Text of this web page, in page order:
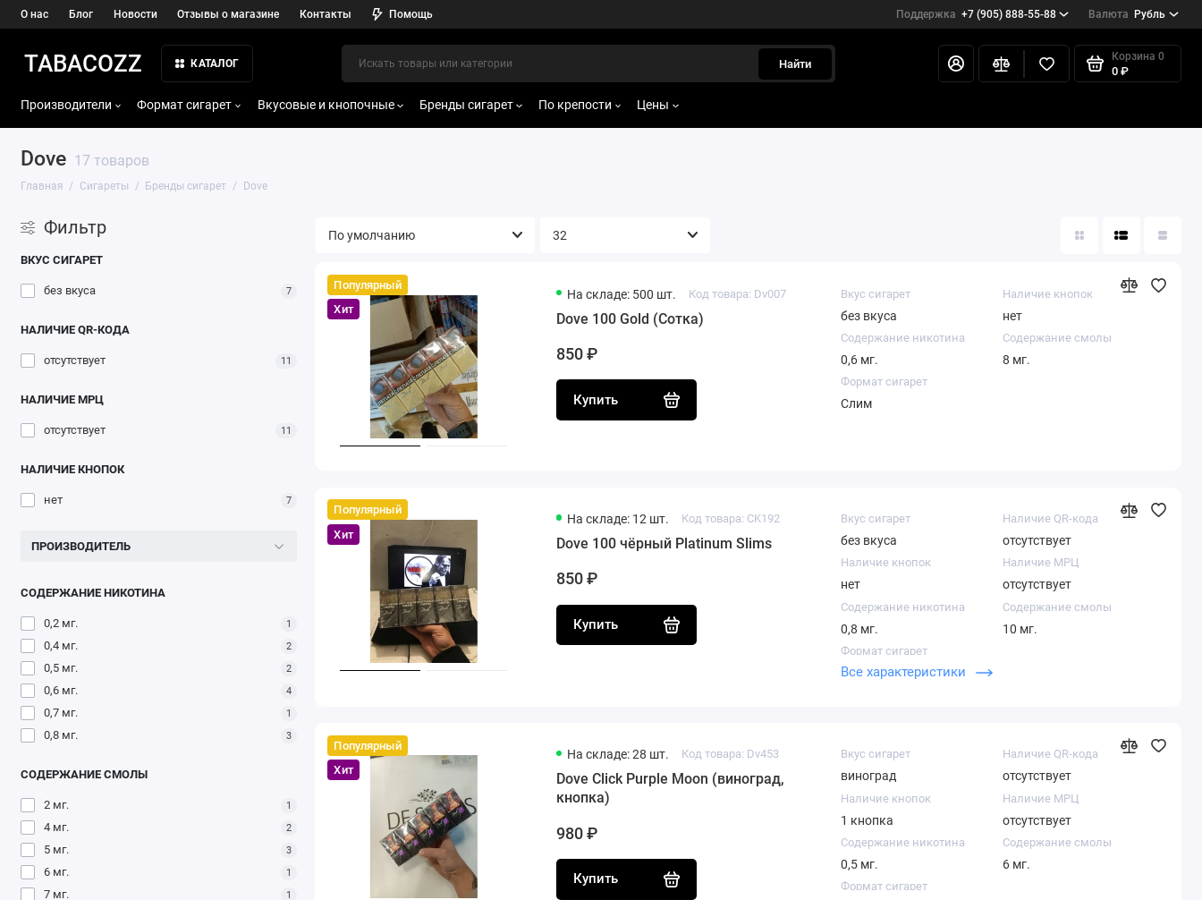
О нас Блог Новости Отзывы о магазине Контакты Помощь Поддержка +7 (905) 888-55-88 Валюта Рубль
TABACOZZ КАТАЛОГ Найти
Корзина 0
0 ₽
Производители Формат сигарет Вкусовые и кнопочные Бренды сигарет По крепости Цены
Dove 17 товаров
Главная Сигареты Бренды сигарет Dove
Фильтр
ВКУС СИГАРЕТ
без вкуса 7
НАЛИЧИЕ QR-КОДА
отсутствует 11
НАЛИЧИЕ МРЦ
отсутствует 11
НАЛИЧИЕ КНОПОК
нет 7
ПРОИЗВОДИТЕЛЬ
СОДЕРЖАНИЕ НИКОТИНА
0,2 мг. 1
0,4 мг. 2
0,5 мг. 2
0,6 мг. 4
0,7 мг. 1
0,8 мг. 3
СОДЕРЖАНИЕ СМОЛЫ
2 мг. 1
4 мг. 2
5 мг. 3
6 мг. 1
7 мг. 1
Популярный
Хит
На складе: 500 шт. Код товара: Dv007
Dove 100 Gold (Сотка)
850 ₽
Купить
Вкус сигарет
без вкуса
Наличие кнопок
нет
Содержание никотина
0,6 мг.
Содержание смолы
8 мг.
Формат сигарет
Слим
Популярный
Хит
На складе: 12 шт. Код товара: CK192
Dove 100 чёрный Platinum Slims
850 ₽
Купить
Вкус сигарет
без вкуса
Наличие QR-кода
отсутствует
Наличие кнопок
нет
Наличие МРЦ
отсутствует
Содержание никотина
0,8 мг.
Содержание смолы
10 мг.
Формат сигарет
Слим
Все характеристики
Популярный
Хит
На складе: 28 шт. Код товара: Dv453
Dove Click Purple Moon (виноград,
кнопка)
980 ₽
Купить
Вкус сигарет
виноград
Наличие QR-кода
отсутствует
Наличие кнопок
1 кнопка
Наличие МРЦ
отсутствует
Содержание никотина
0,5 мг.
Содержание смолы
6 мг.
Формат сигарет